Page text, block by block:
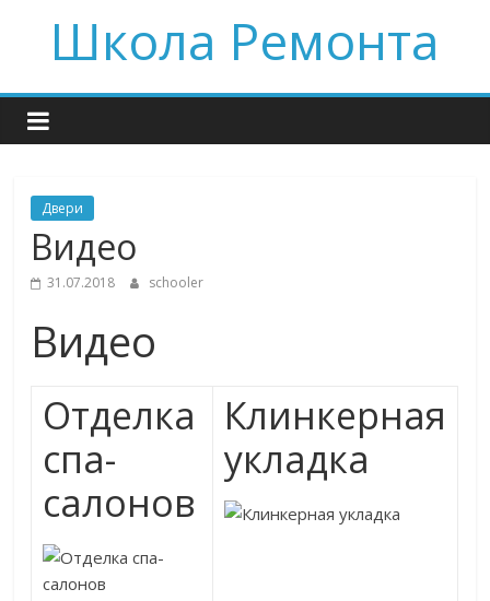
contentШкола Ремонта
Двери
Видео
31.07.2018 schooler
Видео
Отделка
спа-
салонов
Клинкерная
укладка